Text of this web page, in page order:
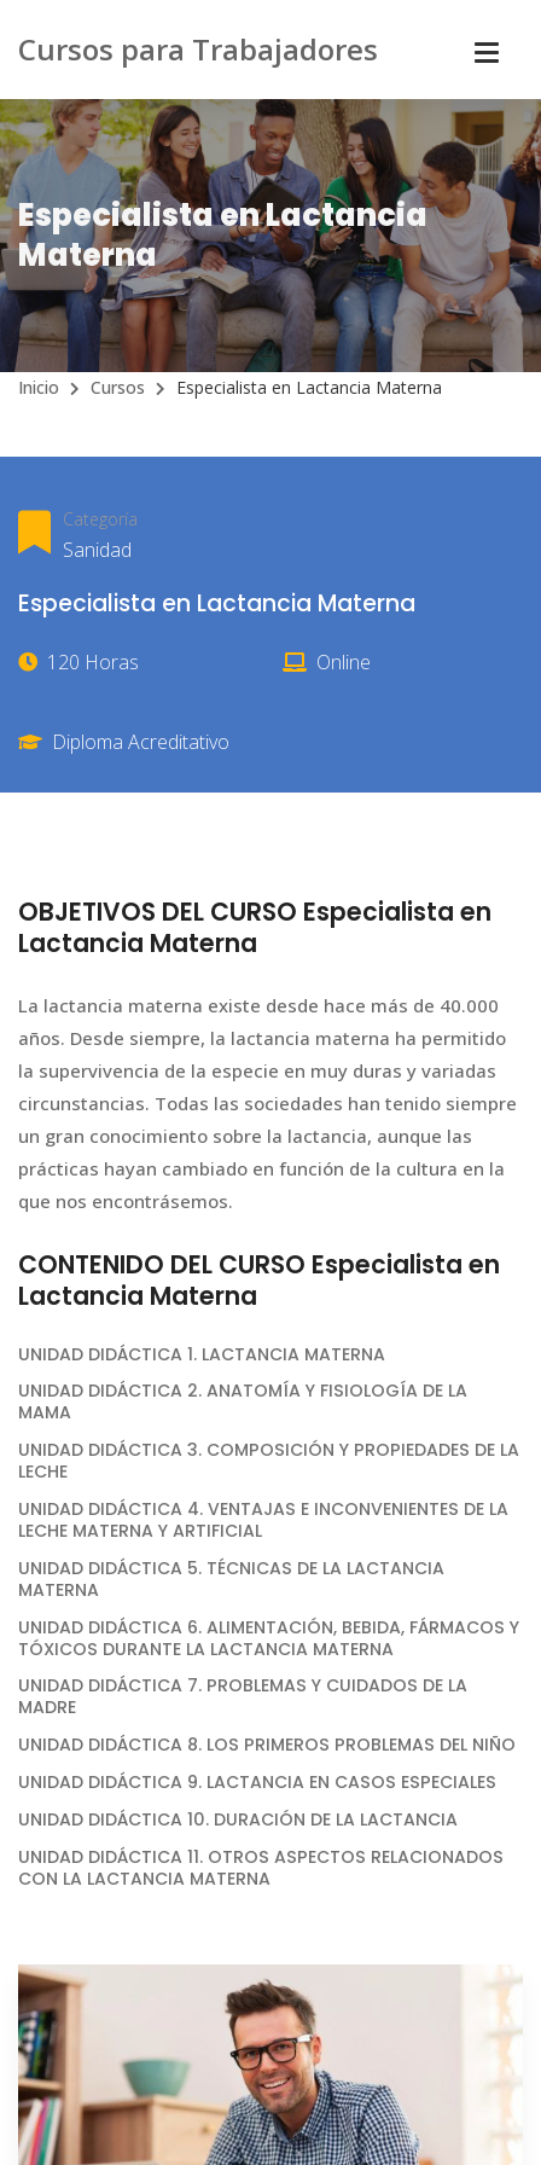
Cursos para Trabajadores
Especialista en Lactancia
Materna
Inicio Cursos Especialista en Lactancia Materna
Categoría
Sanidad
Especialista en Lactancia Materna
120 Horas Online
Diploma Acreditativo
OBJETIVOS DEL CURSO Especialista en
Lactancia Materna
La lactancia materna existe desde hace más de 40.000
años. Desde siempre, la lactancia materna ha permitido
la supervivencia de la especie en muy duras y variadas
circunstancias. Todas las sociedades han tenido siempre
un gran conocimiento sobre la lactancia, aunque las
prácticas hayan cambiado en función de la cultura en la
que nos encontrásemos.
CONTENIDO DEL CURSO Especialista en
Lactancia Materna
UNIDAD DIDÁCTICA 1. LACTANCIA MATERNA
UNIDAD DIDÁCTICA 2. ANATOMÍA Y FISIOLOGÍA DE LA
MAMA
UNIDAD DIDÁCTICA 3. COMPOSICIÓN Y PROPIEDADES DE LA
LECHE
UNIDAD DIDÁCTICA 4. VENTAJAS E INCONVENIENTES DE LA
LECHE MATERNA Y ARTIFICIAL
UNIDAD DIDÁCTICA 5. TÉCNICAS DE LA LACTANCIA
MATERNA
UNIDAD DIDÁCTICA 6. ALIMENTACIÓN, BEBIDA, FÁRMACOS Y
TÓXICOS DURANTE LA LACTANCIA MATERNA
UNIDAD DIDÁCTICA 7. PROBLEMAS Y CUIDADOS DE LA
MADRE
UNIDAD DIDÁCTICA 8. LOS PRIMEROS PROBLEMAS DEL NIÑO
UNIDAD DIDÁCTICA 9. LACTANCIA EN CASOS ESPECIALES
UNIDAD DIDÁCTICA 10. DURACIÓN DE LA LACTANCIA
UNIDAD DIDÁCTICA 11. OTROS ASPECTOS RELACIONADOS
CON LA LACTANCIA MATERNA